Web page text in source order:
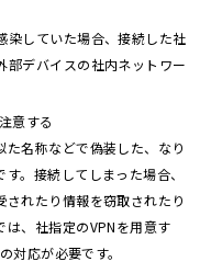
染していた場合、接続した社
部デバイスの社内ネットワー
意する
名称などで偽装した、なり
。接続してしまった場合、
れたり情報を窃取されたり
は、社指定のVPNを用意す
対応が必要です。